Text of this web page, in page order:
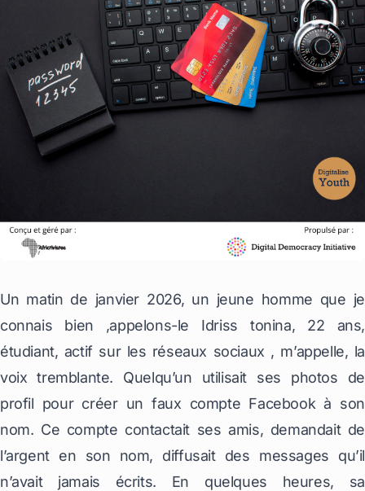
Un matin de janvier 2026, un jeune homme que je
connais bien ,appelons-le Idriss tonina, 22 ans,
étudiant, actif sur les réseaux sociaux , m’appelle, la
voix tremblante. Quelqu’un utilisait ses photos de
profil pour créer un faux compte Facebook à son
nom. Ce compte contactait ses amis, demandait de
l’argent en son nom, diffusait des messages qu’il
n’avait jamais écrits. En quelques heures, sa